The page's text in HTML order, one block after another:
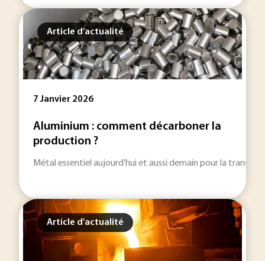
Article d'actualité
7 Janvier 2026
Aluminium : comment décarboner la
production ?
Métal essentiel aujourd’hui et aussi demain pour la
Article d'actualité